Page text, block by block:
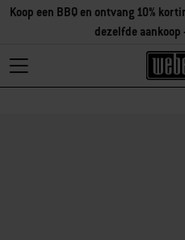
Koop een BBQ en ontvang 10%
dezelfde aankoop